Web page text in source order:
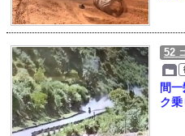
52
間
ク